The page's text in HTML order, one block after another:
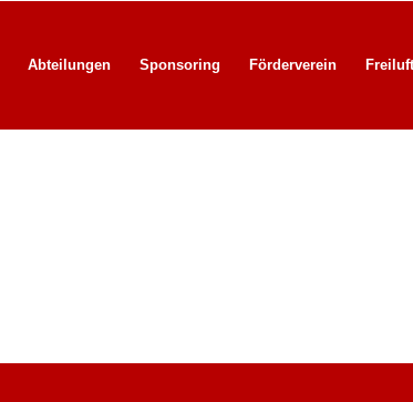
Abteilungen Sponsoring Förderverein